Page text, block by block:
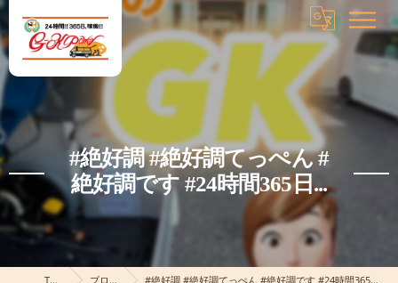
#絶好調 #絶好調てっぺん #
絶好調です #24時間365日...
TOP ブログ #絶好調 #絶好調てっぺん #絶好調です #24時間365日...